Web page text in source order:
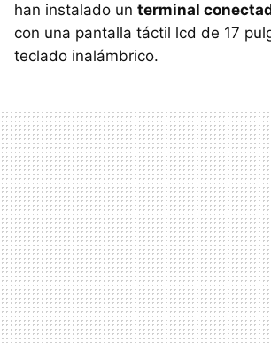
han instalado un terminal
con una pantalla táctil lcd de 17
teclado inalámbrico.